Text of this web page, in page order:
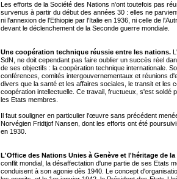
Les efforts de la Société des Nations n'ont toutefois pas
survenus à partir du début des années 30 : elles ne
ni l'annexion de l'Ethiopie par l'Italie en 1936, ni celle de
devant le déclenchement de la Seconde guerre mondiale.
Une coopération technique réussie entre les nations.
SdN, ne doit cependant pas faire oublier un succès réel
de ses objectifs : la coopération technique internationale.
conférences, comités intergouvernementaux et réunions
divers que la santé et les affaires sociales, le transit et les
coopération intellectuelle. Ce travail, fructueux, s'est soldé
les Etats membres.
Il faut souligner en particulier l'œuvre sans précédent
Norvégien Fridtjof Nansen, dont les efforts ont été
en 1930.
L'Office des Nations Unies à Genève et l'héritage de la
conflit mondial, la désaffectation d'une partie de ses Etats
conduisent à son agonie dès 1940. Le concept